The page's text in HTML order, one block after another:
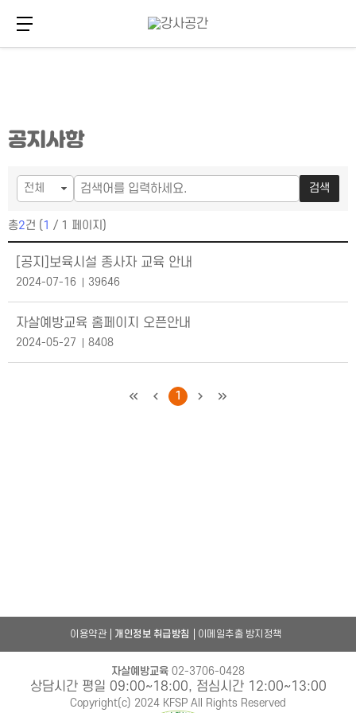
메
뉴
문
바
메뉴 버튼
공지사항
검색
총2건 ( 1 / 1 페이지)
[공지]보육시설 종사자 교육 안내
2024-07-16 39646
자살예방교육 홈페이지 오픈안내
2024-05-27 8408
처음이전1 다음마지막
이용약관 개인정보 취급방침 이메일추출 방지정책
자살예방교육 02-3706-0428
상담시간 평일 09:00~18:00, 점심시간 12:00~13:00
Copyright(c) 2024 KFSP All Rights Reserved